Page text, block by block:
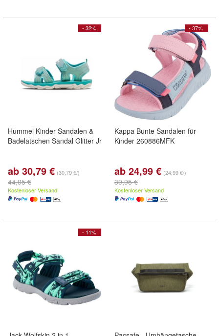
- 32%
Hummel Kinder Sandalen &
Badelatschen Sandal Glitter Jr
ab 30,79 € (30,79 €/)
44,95 €
Kostenloser Versand
- 37%
Kappa Bunte Sandalen für
Kinder 260886MFK
ab 24,99 € (24,99 €/)
39,95 €
Kostenloser Versand
- 11%